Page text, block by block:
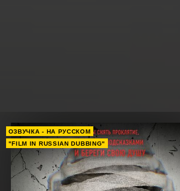
ОЗВУЧКА - НА РУССКОМ
"FILM IN RUSSIAN DUBBING"